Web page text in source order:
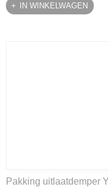
IN WINKELWAGEN
Pakking uitlaatdemper